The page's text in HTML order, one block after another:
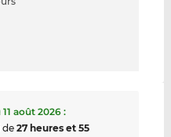
11 août 2026:
de 27 heures et 55